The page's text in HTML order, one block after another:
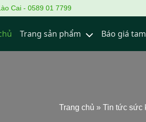
Cai - 0589 01 7799
Trang sản phẩm Báo giá
Trang chủ » Tin tức sức